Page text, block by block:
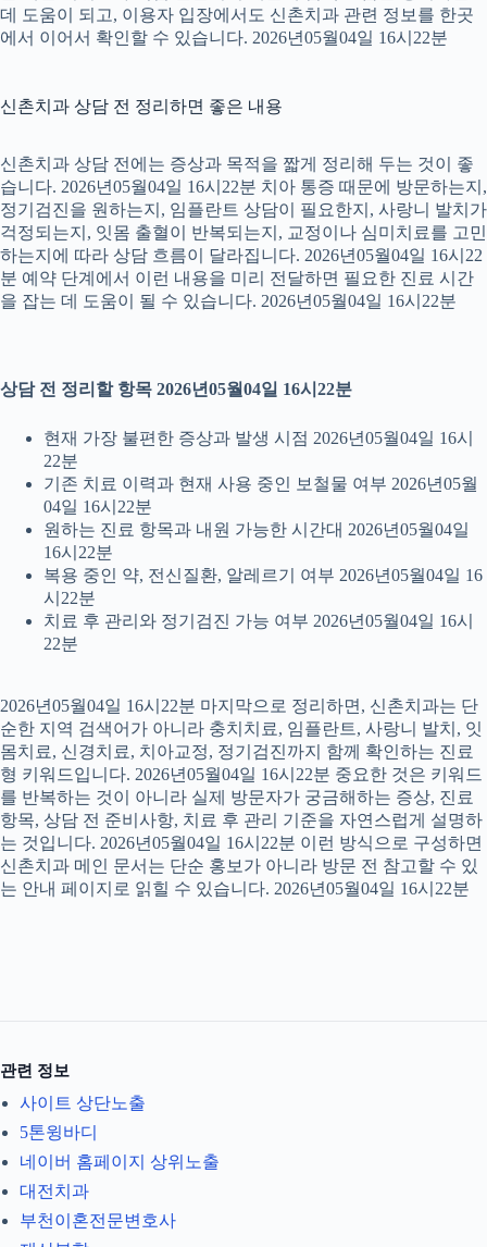
데 도움이 되고, 이용자 입장에서도 신촌치과 관련 정보를 한곳
에서 이어서 확인할 수 있습니다. 2026년05월04일 16시22분
신촌치과 상담 전 정리하면 좋은 내용
신촌치과 상담 전에는 증상과 목적을 짧게 정리해 두는 것이 좋
습니다. 2026년05월04일 16시22분 치아 통증 때문에 방문하는지,
정기검진을 원하는지, 임플란트 상담이 필요한지, 사랑니 발치가
걱정되는지, 잇몸 출혈이 반복되는지, 교정이나 심미치료를 고민
하는지에 따라 상담 흐름이 달라집니다. 2026년05월04일 16시22
분 예약 단계에서 이런 내용을 미리 전달하면 필요한 진료 시간
을 잡는 데 도움이 될 수 있습니다. 2026년05월04일 16시22분
상담 전 정리할 항목 2026년05월04일 16시22분
현재 가장 불편한 증상과 발생 시점 2026년05월04일 16시
22분
기존 치료 이력과 현재 사용 중인 보철물 여부 2026년05월
04일 16시22분
원하는 진료 항목과 내원 가능한 시간대 2026년05월04일
16시22분
복용 중인 약, 전신질환, 알레르기 여부 2026년05월04일 16
시22분
치료 후 관리와 정기검진 가능 여부 2026년05월04일 16시
22분
2026년05월04일 16시22분 마지막으로 정리하면, 신촌치과는 단
순한 지역 검색어가 아니라 충치치료, 임플란트, 사랑니 발치, 잇
몸치료, 신경치료, 치아교정, 정기검진까지 함께 확인하는 진료
형 키워드입니다. 2026년05월04일 16시22분 중요한 것은 키워드
를 반복하는 것이 아니라 실제 방문자가 궁금해하는 증상, 진료
항목, 상담 전 준비사항, 치료 후 관리 기준을 자연스럽게 설명하
는 것입니다. 2026년05월04일 16시22분 이런 방식으로 구성하면
신촌치과 메인 문서는 단순 홍보가 아니라 방문 전 참고할 수 있
는 안내 페이지로 읽힐 수 있습니다. 2026년05월04일 16시22분
관련 정보
사이트 상단노출
5톤윙바디
네이버 홈페이지 상위노출
대전치과
부천이혼전문변호사